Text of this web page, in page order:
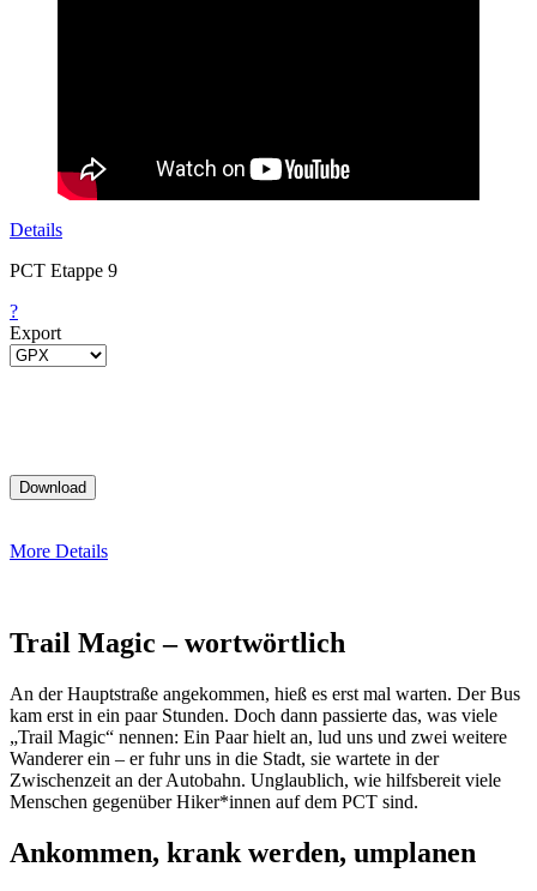
Details
PCT Etappe 9
?
Export
More Details
Trail Magic – wortwörtlich
An der Hauptstraße angekommen, hieß es erst mal warten. Der Bus
kam erst in ein paar Stunden. Doch dann passierte das, was viele
„Trail Magic“ nennen: Ein Paar hielt an, lud uns und zwei weitere
Wanderer ein – er fuhr uns in die Stadt, sie wartete in der
Zwischenzeit an der Autobahn. Unglaublich, wie hilfsbereit viele
Menschen gegenüber Hiker*innen auf dem PCT sind.
Ankommen, krank werden, umplanen